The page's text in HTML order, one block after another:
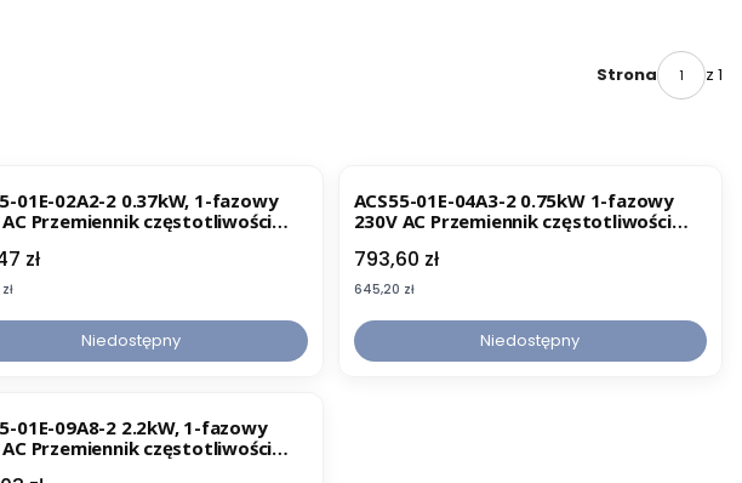
Strona z 1
01E-02A2-2 0.37kW, 1-fazowy
AC Przemiennik częstotliwości
zł
Niedostępny
ACS55-01E-04A3-2 0.75kW 1-fazowy
230V AC Przemiennik częstotliwości
Cena
793,60 zł
Cena
645,20 zł
Niedostępny
01E-09A8-2 2.2kW, 1-fazowy
AC Przemiennik częstotliwości